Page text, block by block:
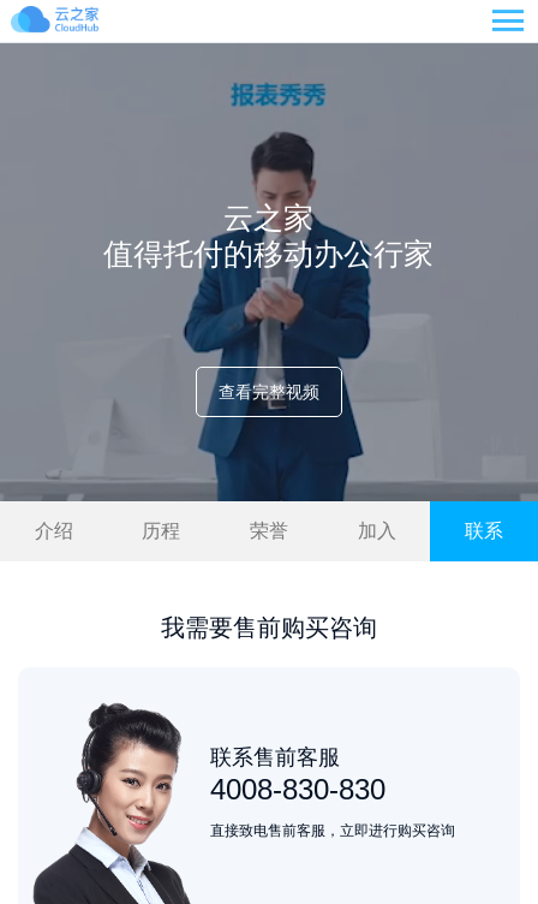

云之家
值得托付的移动办公行家
查看完整视频
介绍 历程 荣誉 加入 联系
我需要售前购买咨询
联系售前客服
4008-830-830
直接致电售前客服，立即进行购买咨询